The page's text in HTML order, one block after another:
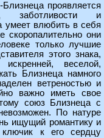
проявляется
заботливости и
умеет влюбить в себя
скоропалительно они
только лучшие
этого знака,
веселой,
Близнеца намного
ветреностью и
важно иметь свое
союз Близнеца с
По натуре
ищущий романтику и
ключик к его сердцу